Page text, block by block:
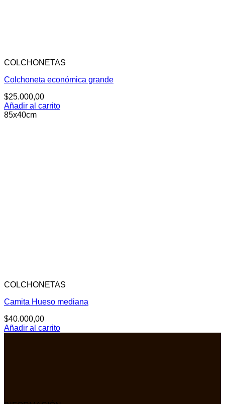
COLCHONETAS
Colchoneta económica grande
$25.000,00
Añadir al carrito
85x40cm
COLCHONETAS
Camita Hueso mediana
$40.000,00
Añadir al carrito